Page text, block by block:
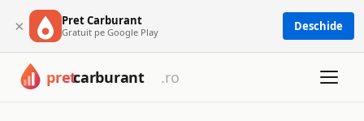
× Pret Carburant
Gratuit pe Google Play Deschide